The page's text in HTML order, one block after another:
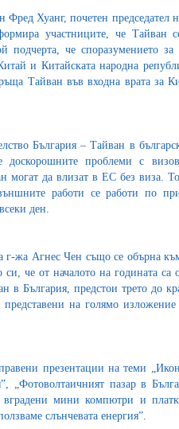
Фред Хуанг, почетен председател
участниците, че Тайван
подчерта, че споразумението за
и Китайската народна
Тайван във входна врата за
България – Тайван в
проблеми с
могат да влизат в ЕС без виза.
работи се работи по
ден.
г-жа Агнес Чен също се обърна
че от началото на годината са
в България, предстои трето до
представени на голямо
презентации на теми
„Фотоволтаичният пазар в
вградени мини компютри и
слънчевата енергия”.